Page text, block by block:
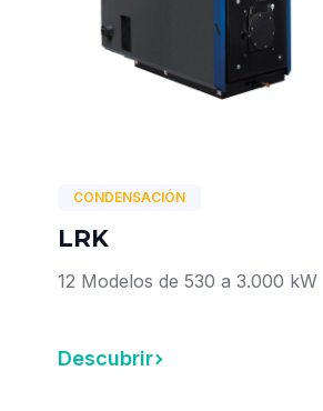
CONDENSACIÓN
LRK
12 Modelos de 530 a 3.000 kW
Descubrir